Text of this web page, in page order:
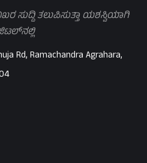
ಸುದ್ದಿ ತಲುಪಿಸುತ್ತಾ ಯಶಸ್ವಿಯಾಗಿ
Rd, Ramachandra Agrahara,